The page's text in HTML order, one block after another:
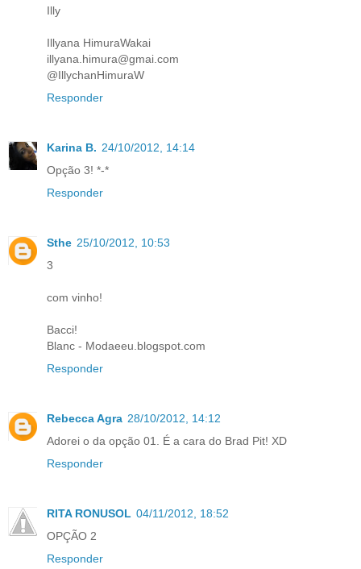
Illy
Illyana HimuraWakai
illyana.himura@gmai.com
@IllychanHimuraW
Responder
Karina B. 24/10/2012, 14:14
Opção 3! *-*
Responder
Sthe 25/10/2012, 10:53
3
com vinho!
Bacci!
Blanc - Modaeeu.blogspot.com
Responder
Rebecca Agra 28/10/2012, 14:12
Adorei o da opção 01. É a cara do Brad Pit! XD
Responder
RITA RONUSOL 04/11/2012, 18:52
OPÇÃO 2
Responder